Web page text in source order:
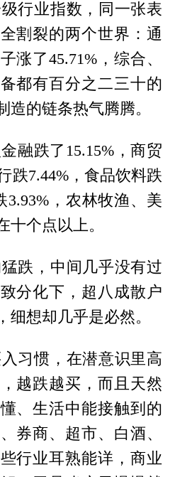
行业指数，同一张表
割裂的两个世界：通
涨了45.71%，综合、
都有百分之二三十的
造的链条热气腾腾。
融跌了15.15%，商贸
跌7.44%，食品饮料跌
3.93%，农林牧渔、美
十个点以上。
跌，中间几乎没有过
分化下，超八成散户
细想却几乎是必然。
习惯，在潜意识里高
越跌越买，而且天然
、生活中能接触到的
券商、超市、白酒、
行业耳熟能详，商业